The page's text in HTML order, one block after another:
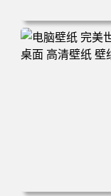
电脑壁纸 动漫 无
鹿野师姐 电脑桌